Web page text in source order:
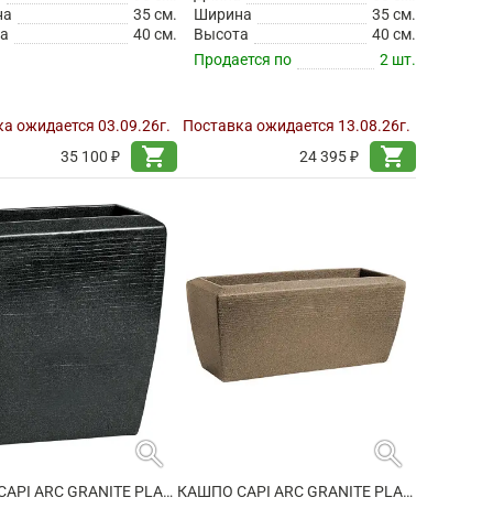
35 см.
40 см.
ожидается 03.09.26г.
35 100 ₽
shopping_cart
Ширина
35 см.
Высота
40 см.
Продается по
2 шт.
Поставка ожидается 13.08.26г.
24 395 ₽
shopping_cart
search
КАШПО CAPI ARC GRANITE PLANTER RECTANGLE BLACK
search
КАШПО CAPI ARC GRANITE PLANTER RECTANGLE WARM TAUPE